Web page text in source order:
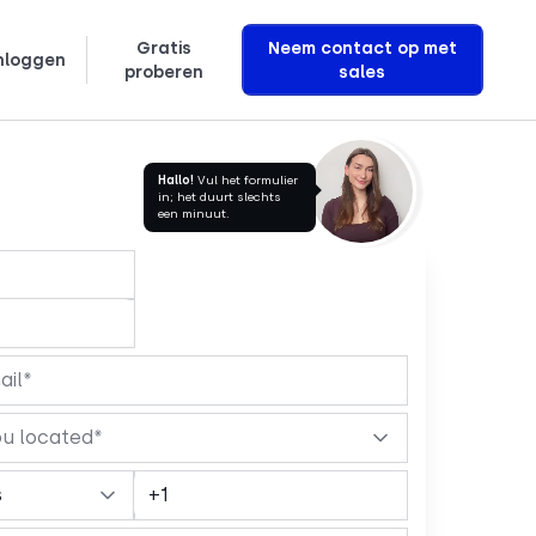
Gratis
proberen
Neem contact op met
sales
Hallo! Vul het formulier
in; het duurt slechts
een minuut.